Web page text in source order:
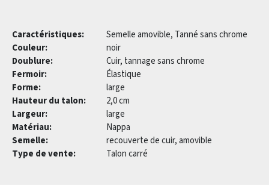
Caractéristiques:
Semelle amovible, Tanné sans chrome
Couleur:
noir
Doublure:
Cuir, tannage sans chrome
Fermoir:
Élastique
Forme:
large
Hauteur du talon:
2,0 cm
Largeur:
large
Matériau:
Nappa
Semelle:
recouverte de cuir, amovible
Type de vente:
Talon carré